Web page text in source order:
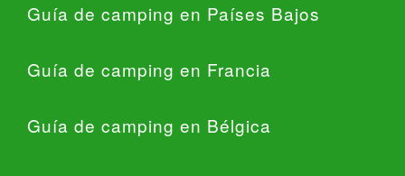
Guía de camping en Países Bajos
Guía de camping en Francia
Guía de camping en Bélgica